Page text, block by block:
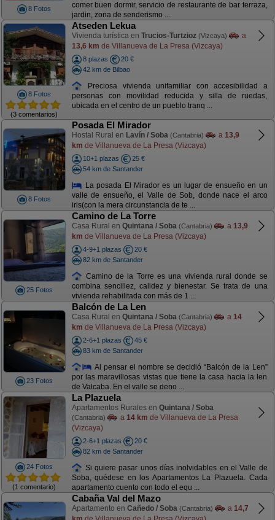
8 Fotos
comer buen dormir, servicio de restaurante de bar terraza,
jardin, zona de senderismo ...
8 Fotos
(3 comentarios)
Atseden Lekua
Vivienda turística en Trucios-Turtzioz (Vizcaya)
a
13,6 km de Villanueva de La Presa (Vizcaya)
8 plazas
20 €
42 km de Bilbao
Preciosa vivienda unifamiliar con accesibilidad a
personas con movilidad reducida y silla de ruedas,
ubicada en el centro de un pueblo tranq ...
8 Fotos
Posada El Mirador
Hostal Rural en Lavín / Soba (Cantabria) a 13,9
km de Villanueva de La Presa (Vizcaya)
10+1 plazas
25 €
54 km de Santander
La posada El Mirador es un lugar de ensueño en un
valle de ensueño, el Valle de Sob, donde nace el arco
iris(con la mera circunstancia de te ...
25 Fotos
Camino de La Torre
Casa Rural en Quintana / Soba (Cantabria) a 13,9
km de Villanueva de La Presa (Vizcaya)
4-9+1 plazas
20 €
82 km de Santander
Camino de la Torre es una vivienda rural donde se
combina sencillez, calidez y bienestar. Se trata de una
vivienda rehabilitada con más de 1 ...
23 Fotos
Balcón de La Len
Casa Rural en Quintana / Soba (Cantabria) a 14
km de Villanueva de La Presa (Vizcaya)
2-6+1 plazas
45 €
83 km de Santander
Al pensar el nombre se decidió “Balcón de la Len”
por las maravillosas vistas que tiene la casa hacia la len
de Valcaba. En el valle se deno ...
24 Fotos
(1 comentario)
La Plazuela
Apartamentos Rurales en Quintana / Soba
(Cantabria) a 14 km de Villanueva de La Presa
(Vizcaya)
2-6+1 plazas
20 €
82 km de Santander
Si quiere pasar unos días inolvidables en el Valle de
Soba, quédese en los Apartamentos La Plazuela. Cada
apartamento cuento con todo el equ ...
Cabaña Val del Mazo
Apartamento en Cañedo / Soba (Cantabria) a 14,7